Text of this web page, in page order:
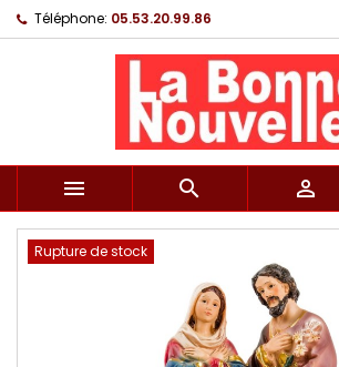
Téléphone: 05.53.20.99.86
  
Rupture de stock